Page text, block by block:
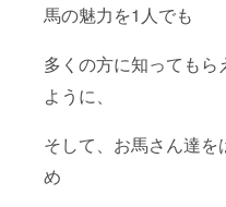
馬の魅力を1人でも
多くの方に知ってもら
ように、
そして、お馬さん達を
め